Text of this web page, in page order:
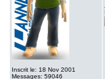
Inscrit le: 18 Nov 2001
Messages: 59046